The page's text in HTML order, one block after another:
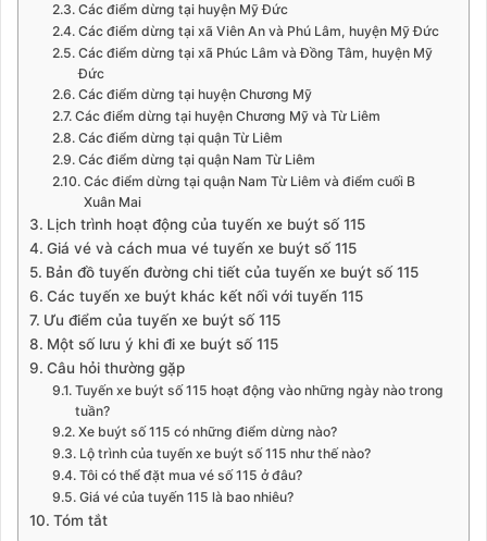
Các điểm dừng tại huyện Mỹ Đức
Các điểm dừng tại xã Viên An và Phú Lâm, huyện Mỹ Đức
Các điểm dừng tại xã Phúc Lâm và Đồng Tâm, huyện Mỹ
Đức
Các điểm dừng tại huyện Chương Mỹ
Các điểm dừng tại huyện Chương Mỹ và Từ Liêm
Các điểm dừng tại quận Từ Liêm
Các điểm dừng tại quận Nam Từ Liêm
Các điểm dừng tại quận Nam Từ Liêm và điểm cuối B
Xuân Mai
Lịch trình hoạt động của tuyến xe buýt số 115
Giá vé và cách mua vé tuyến xe buýt số 115
Bản đồ tuyến đường chi tiết của tuyến xe buýt số 115
Các tuyến xe buýt khác kết nối với tuyến 115
Ưu điểm của tuyến xe buýt số 115
Một số lưu ý khi đi xe buýt số 115
Câu hỏi thường gặp
Tuyến xe buýt số 115 hoạt động vào những ngày nào trong
tuần?
Xe buýt số 115 có những điểm dừng nào?
Lộ trình của tuyến xe buýt số 115 như thế nào?
Tôi có thể đặt mua vé số 115 ở đâu?
Giá vé của tuyến 115 là bao nhiêu?
Tóm tắt